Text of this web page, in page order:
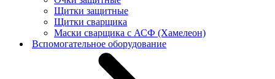
Щитки защитные
Щитки сварщика
Маски сварщика с АСФ (Хамелеон)
Вспомогательное оборудование